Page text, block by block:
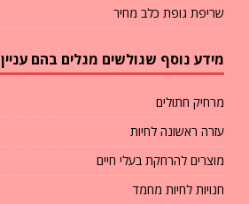
שריפת גופת כלב מחיר
מידע נוסף שגולשים מגלים בהם עניין
מרחיק חתולים
עזרה ראשונה לחיות
מוצרים להרחקת בעלי חיים
חנויות לחיות מחמד